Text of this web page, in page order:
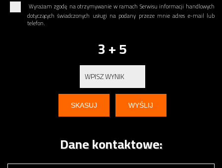
Wyrażam zgodę na otrzymywanie w ramach Serwisu informacji handlowych
dotyczących świadczonych usługi na podany przeze mnie adres e-mail lub
telefon.
3 + 5
Dane kontaktowe: